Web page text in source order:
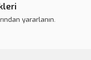
yararlanın.